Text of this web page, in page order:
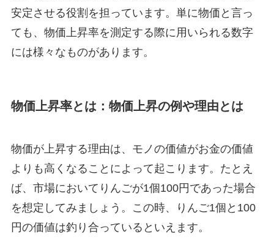
安定させる役割を担っています。単に物価と言っ
ても、物価上昇率を測定する際に用いられる数字
には様々なものがあります。
物価上昇率とは：物価上昇の例や理由とは
物価が上昇する理由は、モノの価値がお金の価値
よりも高くなることによって起こります。たとえ
ば、市場においてりんごが1個100円であった場合
を想定してみましょう。この時、りんご1個と100
円の価値は釣り合っているといえます。